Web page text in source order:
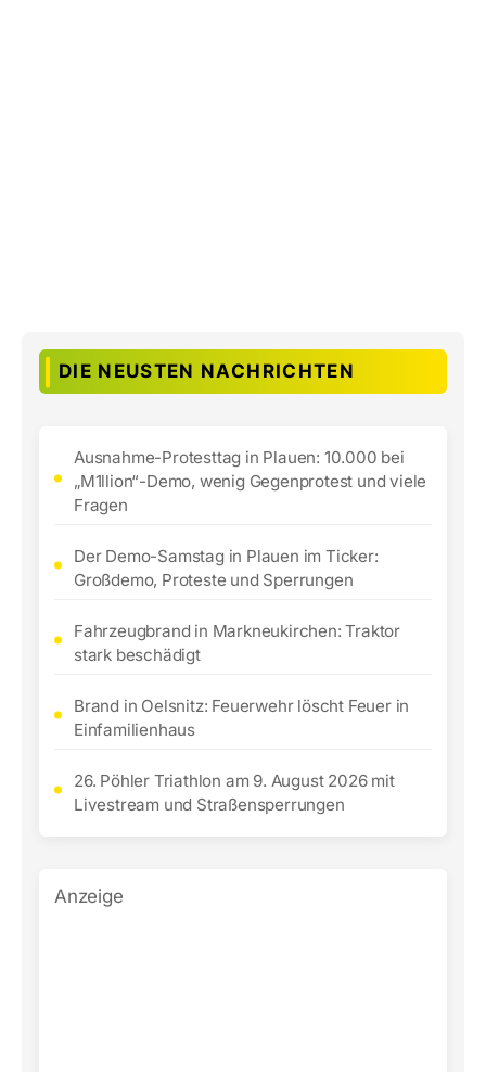
DIE NEUSTEN NACHRICHTEN
Ausnahme-Protesttag in Plauen: 10.000 bei
„M1llion“-Demo, wenig Gegenprotest und viele
Fragen
Der Demo-Samstag in Plauen im Ticker:
Großdemo, Proteste und Sperrungen
Fahrzeugbrand in Markneukirchen: Traktor
stark beschädigt
Brand in Oelsnitz: Feuerwehr löscht Feuer in
Einfamilienhaus
26. Pöhler Triathlon am 9. August 2026 mit
Livestream und Straßensperrungen
Anzeige